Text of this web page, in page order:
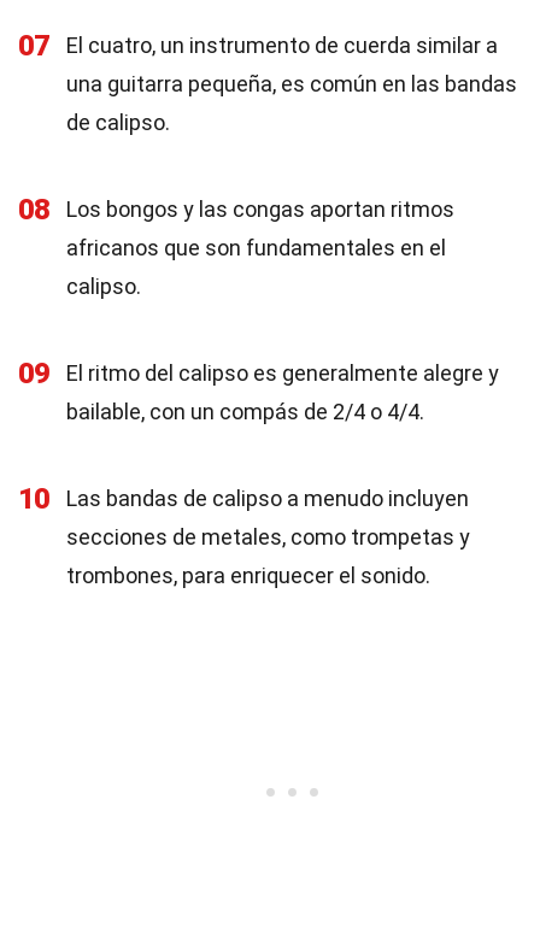
07
El cuatro, un instrumento de cuerda similar a
una guitarra pequeña, es común en las bandas
de calipso.
08
Los bongos y las congas aportan ritmos
africanos que son fundamentales en el
calipso.
09
El ritmo del calipso es generalmente alegre y
bailable, con un compás de 2/4 o 4/4.
10
Las bandas de calipso a menudo incluyen
secciones de metales, como trompetas y
trombones, para enriquecer el sonido.